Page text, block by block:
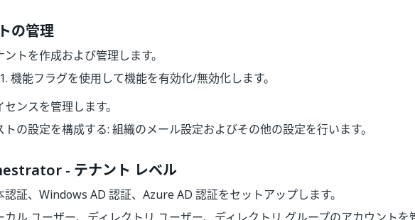
の管理
ントを作成および管理します。
機能フラグを使用して機能を有効化/無効化します。
センスを管理します。
トの設定を構成する: 組織のメール設定およびその他の設定を行います。
- テナント レベル
認証、Windows AD 認証、Azure AD 認証をセットアップします。